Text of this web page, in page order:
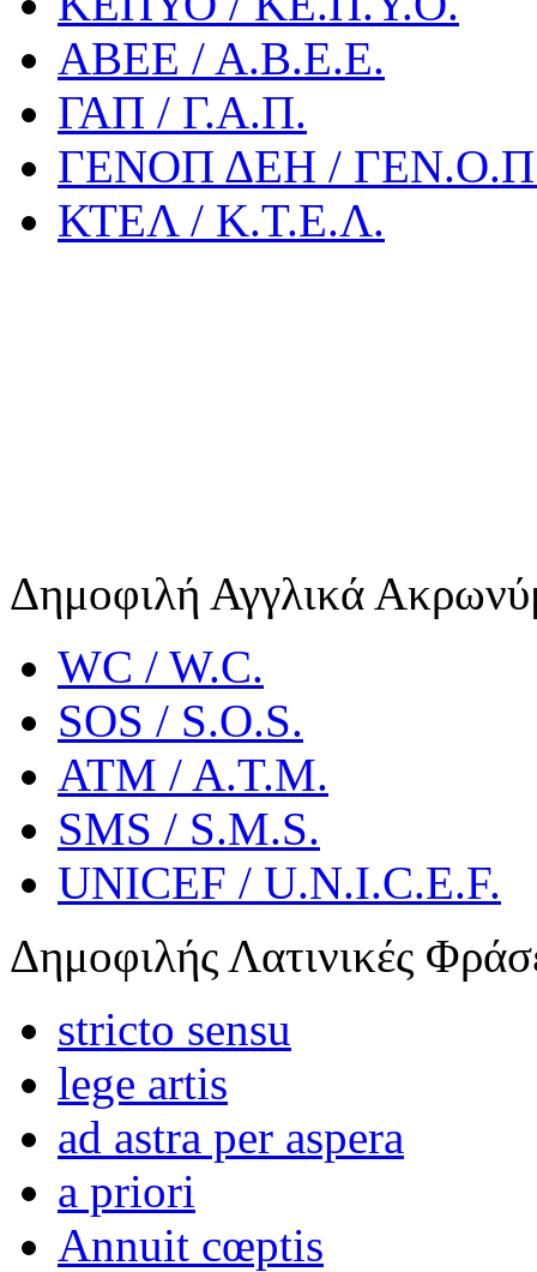
ΑΒΕΕ / Α.Β.Ε.Ε.
ΓΑΠ / Γ.Α.Π.
ΓΕΝΟΠ ΔΕΗ /
ΚΤΕΛ / Κ.Τ.Ε.Λ.
Δημοφιλή Αγγλικά
WC / W.C.
SOS / S.O.S.
ATM / A.T.M.
SMS / S.M.S.
UNICEF / U.N.I.C.E.F.
Δημοφιλής Λατινικές
stricto sensu
lege artis
ad astra per aspera
a priori
Annuit cœptis